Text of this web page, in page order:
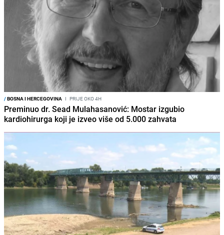
/BOSNA I HERCEGOVINA I PRIJE OKO 4H
Preminuo dr. Sead Mulahasanović: Mostar izgubio
kardiohirurga koji je izveo više od 5.000 zahvata